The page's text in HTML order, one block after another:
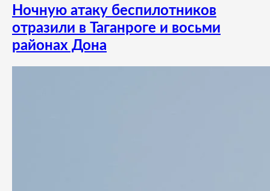
Ночную атаку беспилотников
отразили в Таганроге и восьми
районах Дона